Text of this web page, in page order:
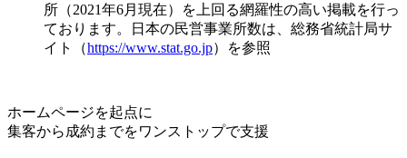
所（2021年6月現在）を上回る網羅性の高い掲載を行っ
ております。日本の民営事業所数は、総務省統計局サ
イト（https://www.stat.go.jp）を参照
ホームページを起点に
集客から成約までをワンストップで支援